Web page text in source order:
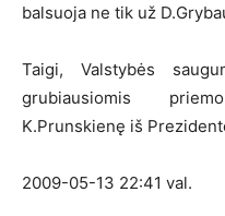
balsuoja ne tik už
Taigi, Valstybės
grubiausiomis
K.Prunskienę iš
2009-05-13 22:41 val.